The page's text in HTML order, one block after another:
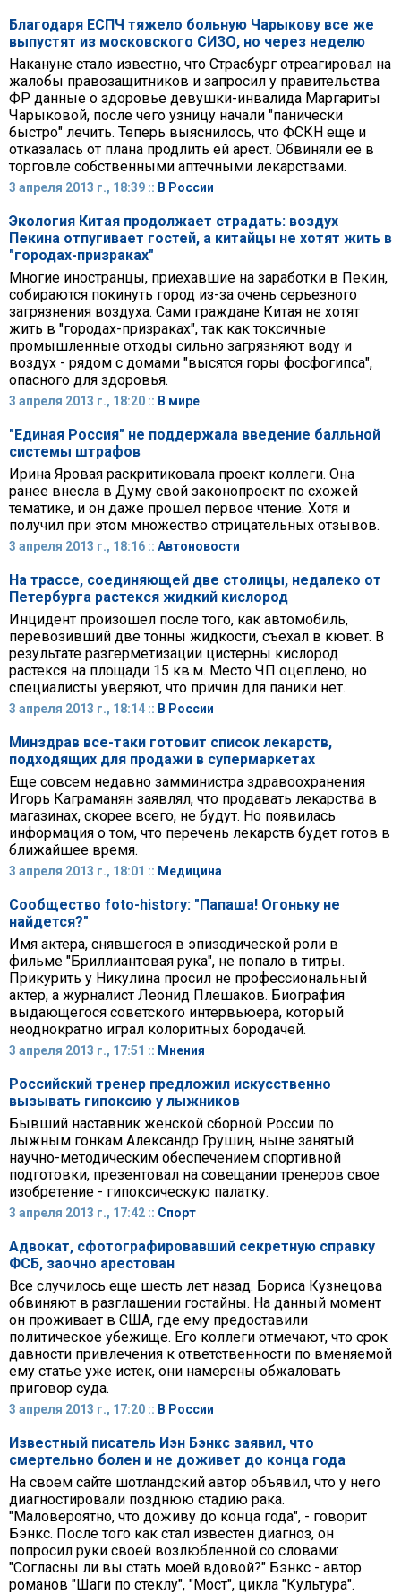
Благодаря ЕСПЧ тяжело больную Чарыкову все же
выпустят из московского СИЗО, но через неделю
Накануне стало известно, что Страсбург отреагировал на
жалобы правозащитников и запросил у правительства
ФР данные о здоровье девушки-инвалида Маргариты
Чарыковой, после чего узницу начали "панически
быстро" лечить. Теперь выяснилось, что ФСКН еще и
отказалась от плана продлить ей арест. Обвиняли ее в
торговле собственными аптечными лекарствами.
3 апреля 2013 г., 18:39 :: В России
Экология Китая продолжает страдать: воздух
Пекина отпугивает гостей, а китайцы не хотят жить в
"городах-призраках"
Многие иностранцы, приехавшие на заработки в Пекин,
собираются покинуть город из-за очень серьезного
загрязнения воздуха. Сами граждане Китая не хотят
жить в "городах-призраках", так как токсичные
промышленные отходы сильно загрязняют воду и
воздух - рядом с домами "высятся горы фосфогипса",
опасного для здоровья.
3 апреля 2013 г., 18:20 :: В мире
"Единая Россия" не поддержала введение балльной
системы штрафов
Ирина Яровая раскритиковала проект коллеги. Она
ранее внесла в Думу свой законопроект по схожей
тематике, и он даже прошел первое чтение. Хотя и
получил при этом множество отрицательных отзывов.
3 апреля 2013 г., 18:16 :: Автоновости
На трассе, соединяющей две столицы, недалеко от
Петербурга растекся жидкий кислород
Инцидент произошел после того, как автомобиль,
перевозивший две тонны жидкости, съехал в кювет. В
результате разгерметизации цистерны кислород
растекся на площади 15 кв.м. Место ЧП оцеплено, но
специалисты уверяют, что причин для паники нет.
3 апреля 2013 г., 18:14 :: В России
Минздрав все-таки готовит список лекарств,
подходящих для продажи в супермаркетах
Еще совсем недавно замминистра здравоохранения
Игорь Каграманян заявлял, что продавать лекарства в
магазинах, скорее всего, не будут. Но появилась
информация о том, что перечень лекарств будет готов в
ближайшее время.
3 апреля 2013 г., 18:01 :: Медицина
Сообщество foto-history: "Папаша! Огоньку не
найдется?"
Имя актера, снявшегося в эпизодической роли в
фильме "Бриллиантовая рука", не попало в титры.
Прикурить у Никулина просил не профессиональный
актер, а журналист Леонид Плешаков. Биография
выдающегося советского интервьюера, который
неоднократно играл колоритных бородачей.
3 апреля 2013 г., 17:51 :: Мнения
Российский тренер предложил искусственно
вызывать гипоксию у лыжников
Бывший наставник женской сборной России по
лыжным гонкам Александр Грушин, ныне занятый
научно-методическим обеспечением спортивной
подготовки, презентовал на совещании тренеров свое
изобретение - гипоксическую палатку.
3 апреля 2013 г., 17:42 :: Спорт
Адвокат, сфотографировавший секретную справку
ФСБ, заочно арестован
Все случилось еще шесть лет назад. Бориса Кузнецова
обвиняют в разглашении гостайны. На данный момент
он проживает в США, где ему предоставили
политическое убежище. Его коллеги отмечают, что срок
давности привлечения к ответственности по вменяемой
ему статье уже истек, они намерены обжаловать
приговор суда.
3 апреля 2013 г., 17:20 :: В России
Известный писатель Иэн Бэнкс заявил, что
смертельно болен и не доживет до конца года
На своем сайте шотландский автор объявил, что у него
диагностировали позднюю стадию рака.
"Маловероятно, что доживу до конца года", - говорит
Бэнкс. После того как стал известен диагноз, он
попросил руки своей возлюбленной со словами:
"Согласны ли вы стать моей вдовой?" Бэнкс - автор
романов "Шаги по стеклу", "Мост", цикла "Культура".